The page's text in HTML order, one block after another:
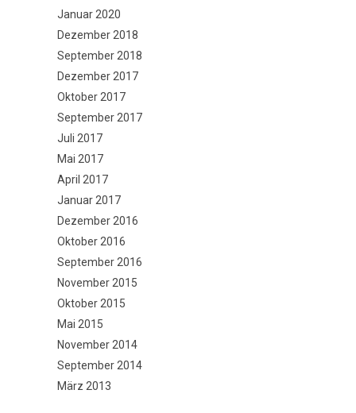
Januar 2020
Dezember 2018
September 2018
Dezember 2017
Oktober 2017
September 2017
Juli 2017
Mai 2017
April 2017
Januar 2017
Dezember 2016
Oktober 2016
September 2016
November 2015
Oktober 2015
Mai 2015
November 2014
September 2014
März 2013